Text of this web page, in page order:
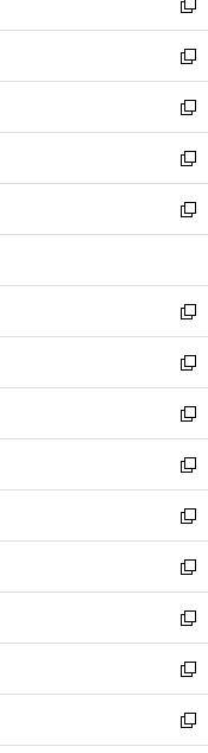
で
開
く
ド
ウ
で
開
く
ィ
ン
ド
ウ
で
開
く
い
ウ
ィ
ン
ド
ウ
で
開
く
新
し
い
ウ
ィ
ン
ド
ウ
で
開
新
し
い
ウ
ィ
ン
ド
ウ
開
く
新
し
い
ウ
ィ
ン
ウ
で
開
く
新
し
い
ウ
ン
ド
ウ
で
開
く
新
し
ウ
ィ
ン
ド
ウ
で
開
く
新
し
い
ウ
ィ
ン
ド
ウ
で
開
く
新
し
い
ウ
ィ
ン
ド
ウ
で
開
く
新
し
い
ウ
ィ
ン
ド
ウ
で
開
く
新
し
い
ウ
ィ
ン
ド
ウ
で
開
く
新
し
い
ウ
ィ
ン
ド
ウ
で
開
新
し
い
ウ
ィ
ン
ド
ウ
新
し
い
ウ
ィ
ン
新
し
い
ウ
新